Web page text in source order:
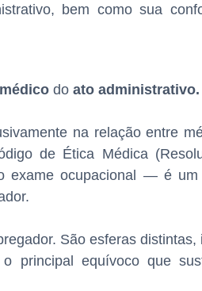
bem como sua
do ato administrativo.
na relação entre
de Ética Médica
exame ocupacional — é
São esferas distintas,
principal equívoco que